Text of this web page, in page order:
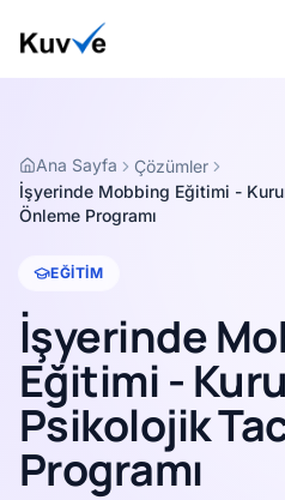
Ana Sayfa
Çözümler
İşyerinde Mobbing Eğitimi -
Önleme Programı
EĞITIM
İşyerinde
Eğitimi -
Psikolojik
Programı